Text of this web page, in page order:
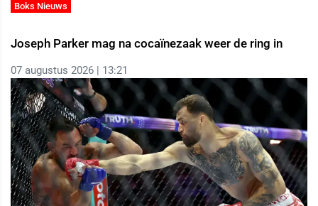
Boks Nieuws
Joseph Parker mag na cocaïnezaak weer de ring in
07 augustus 2026 | 13:21